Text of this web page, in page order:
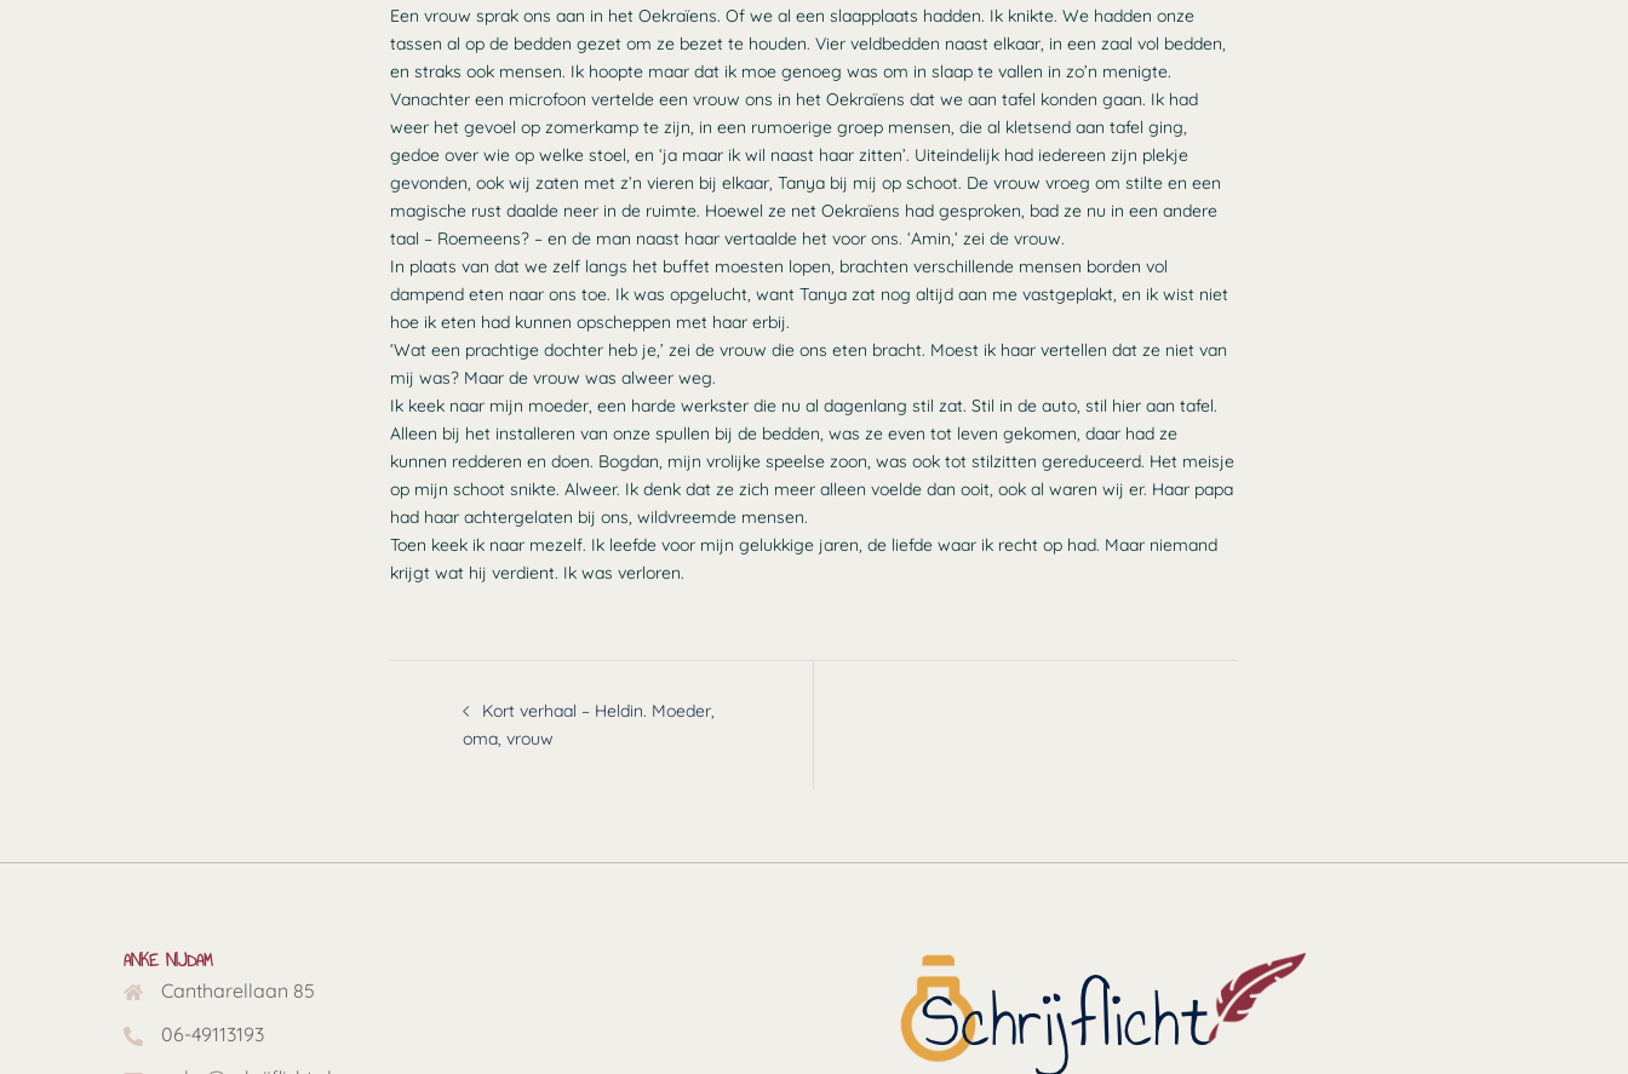
Een vrouw sprak ons aan in het Oekraïens. Of we al een slaapplaats hadden. Ik knikte. We hadden onze
tassen al op de bedden gezet om ze bezet te houden. Vier veldbedden naast elkaar, in een zaal vol bedden,
en straks ook mensen. Ik hoopte maar dat ik moe genoeg was om in slaap te vallen in zo’n menigte.
Vanachter een microfoon vertelde een vrouw ons in het Oekraïens dat we aan tafel konden gaan. Ik had
weer het gevoel op zomerkamp te zijn, in een rumoerige groep mensen, die al kletsend aan tafel ging,
gedoe over wie op welke stoel, en ‘ja maar ik wil naast haar zitten’. Uiteindelijk had iedereen zijn plekje
gevonden, ook wij zaten met z’n vieren bij elkaar, Tanya bij mij op schoot. De vrouw vroeg om stilte en een
magische rust daalde neer in de ruimte. Hoewel ze net Oekraïens had gesproken, bad ze nu in een andere
taal – Roemeens? – en de man naast haar vertaalde het voor ons. ‘Amin,’ zei de vrouw.
In plaats van dat we zelf langs het buffet moesten lopen, brachten verschillende mensen borden vol
dampend eten naar ons toe. Ik was opgelucht, want Tanya zat nog altijd aan me vastgeplakt, en ik wist niet
hoe ik eten had kunnen opscheppen met haar erbij.
‘Wat een prachtige dochter heb je,’ zei de vrouw die ons eten bracht. Moest ik haar vertellen dat ze niet van
mij was? Maar de vrouw was alweer weg.
Ik keek naar mijn moeder, een harde werkster die nu al dagenlang stil zat. Stil in de auto, stil hier aan tafel.
Alleen bij het installeren van onze spullen bij de bedden, was ze even tot leven gekomen, daar had ze
kunnen redderen en doen. Bogdan, mijn vrolijke speelse zoon, was ook tot stilzitten gereduceerd. Het meisje
op mijn schoot snikte. Alweer. Ik denk dat ze zich meer alleen voelde dan ooit, ook al waren wij er. Haar papa
had haar achtergelaten bij ons, wildvreemde mensen.
Toen keek ik naar mezelf. Ik leefde voor mijn gelukkige jaren, de liefde waar ik recht op had. Maar niemand
krijgt wat hij verdient. Ik was verloren.
navigatie
Kort verhaal – Heldin. Moeder,
oma, vrouw
ANKE NIJDAM
Cantharellaan 85
06-49113193